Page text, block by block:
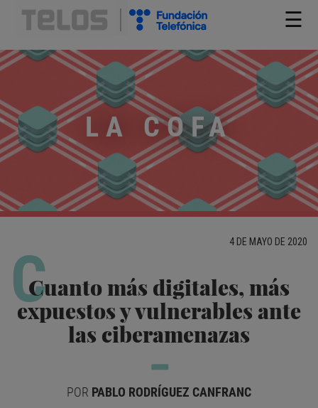
☰
LA COFA
4 DE MAYO DE 2020
C
Cuanto más digitales, más
expuestos y vulnerables ante
las ciberamenazas
POR PABLO RODRÍGUEZ CANFRANC